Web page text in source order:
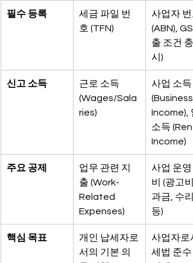
필수 등록
세금 파일 번
호 (TFN)
사업자 번
(ABN),
출 조건
시)
신고 소득
근로 소득
(Wages/Sala
ries)
사업 소득
(Business
Income),
소득
Income)
주요 공제
업무 관련 지
출 (Work-
Related
Expenses)
사업 운영
비 (광고비
과금, 수
등)
핵심 목표
개인 납세자로
서의 기본 의
사업자로
세법 준수